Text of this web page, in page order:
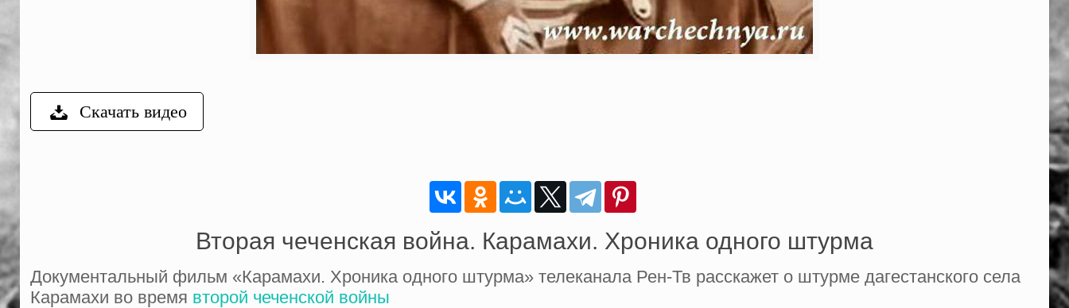
Скачать видео
Вторая чеченская война. Карамахи. Хроника одного штурма
Документальный фильм «Карамахи. Хроника одного штурма» телеканала Рен-Тв расскажет о штурме дагестанского села
Карамахи во время второй чеченской войны